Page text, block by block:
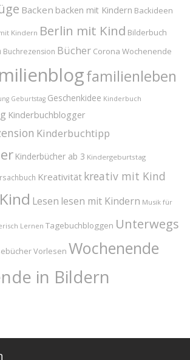
Backen backen mit Kindern Backideen
Kindern Berlin mit Kind Bilderbuch
Buchrezension Bücher Corona Wochenende
familienleben
Geburtstag Geschenkidee Kinderbuch
Kinderbuchblogger
Kinderbuchtipp
Kinderbücher ab 3 Kindergeburtstag
Kreativität kreativ mit Kind
Lesen lesen mit Kindern Musik für
Lernen Tagebuchbloggen Unterwegs
Vorlesen Wochenende
in Bildern